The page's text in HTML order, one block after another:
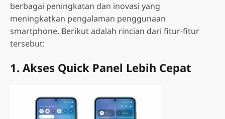
berbagai peningkatan dan inovasi yang
meningkatkan pengalaman penggunaan
smartphone. Berikut adalah rincian dari fitur-fitur
tersebut:
1. Akses Quick Panel Lebih Cepat